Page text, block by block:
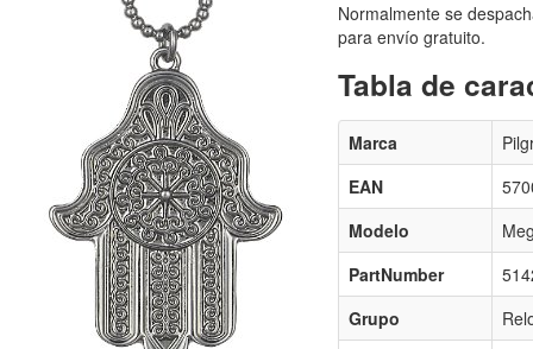
Normalmente se
para envío gratuito.
Tabla de
Marca
EAN
Modelo
PartNumber
Grupo